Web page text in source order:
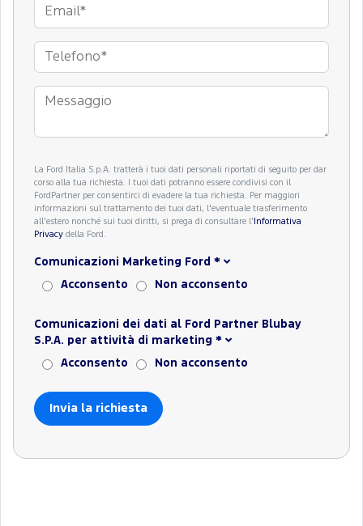
La Ford Italia S.p.A. tratterà i tuoi dati personali riportati di seguito per dar
corso alla tua richiesta. I tuoi dati potranno essere condivisi con il
FordPartner per consentirci di evadere la tua richiesta. Per maggiori
informazioni sul trattamento dei tuoi dati, l'eventuale trasferimento
all'estero nonché sui tuoi diritti, si prega di consultare l' Informativa
Privacy della Ford.
Comunicazioni Marketing Ford *
Acconsento Non acconsento
Comunicazioni dei dati al Ford Partner Blubay
S.P.A. per attività di marketing *
Acconsento Non acconsento